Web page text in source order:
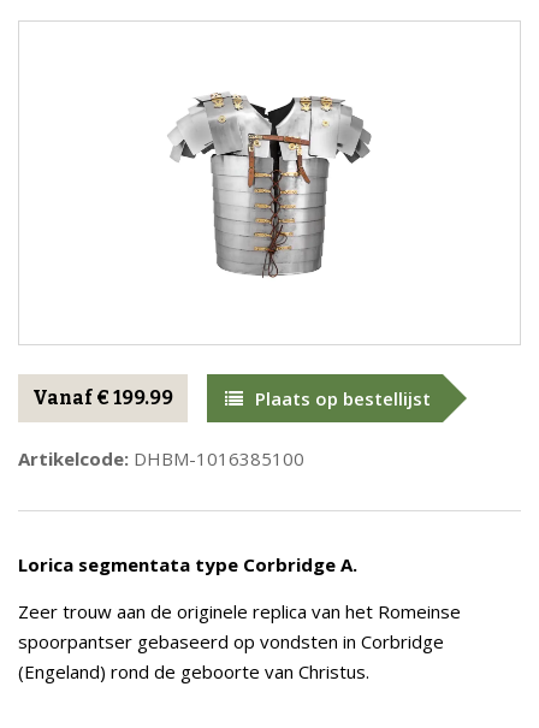
Vanaf € 199.99 Plaats op bestellijst
Artikelcode: DHBM-1016385100
Lorica segmentata type Corbridge A.
Zeer trouw aan de originele replica van het Romeinse
spoorpantser gebaseerd op vondsten in Corbridge
(Engeland) rond de geboorte van Christus.